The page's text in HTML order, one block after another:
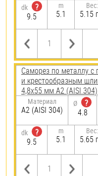
dk
?
9.5
m
5.1
Вес:
5.15
Саморез по металлу с
и крестообразным
4,8х55 мм А2 (AISI 304)
Материал
А2 (AISI 304)
Ø
?
4.8
dk
?
9.5
m
5.1
Вес:
5.65